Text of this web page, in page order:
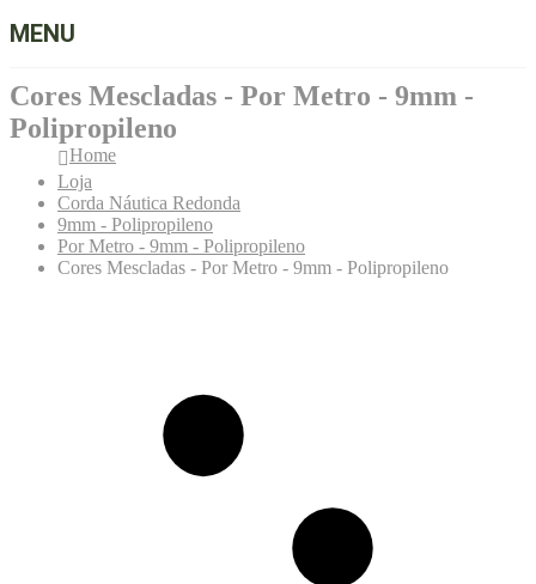
MENU
Cores Mescladas - Por Metro - 9mm -
Polipropileno
Home
Loja
Corda Náutica Redonda
9mm - Polipropileno
Por Metro - 9mm - Polipropileno
Cores Mescladas - Por Metro - 9mm - Polipropileno